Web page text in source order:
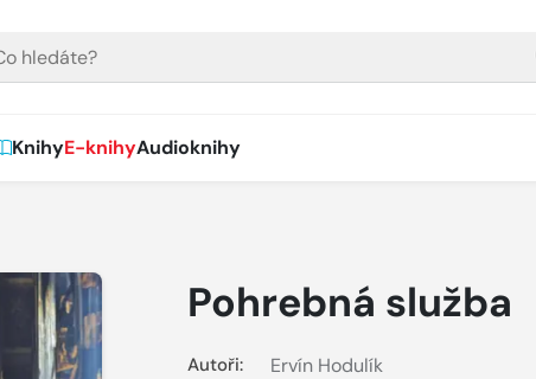
KnihyE-knihyAudioknihy
Pohrebná služba
Autoři: Ervín Hodulík